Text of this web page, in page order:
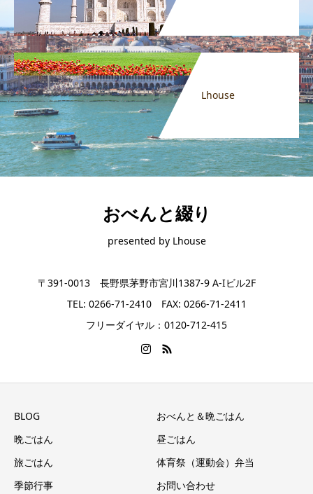
Lhouse
おべんと綴り
presented by Lhouse
〒391-0013 長野県茅野市宮川1387-9 A-Iビル2F
TEL: 0266-71-2410 FAX: 0266-71-2411
フリーダイヤル：0120-712-415
BLOG
おべんと＆晩ごはん
晩ごはん
昼ごはん
旅ごはん
体育祭（運動会）弁当
季節行事
お問い合わせ